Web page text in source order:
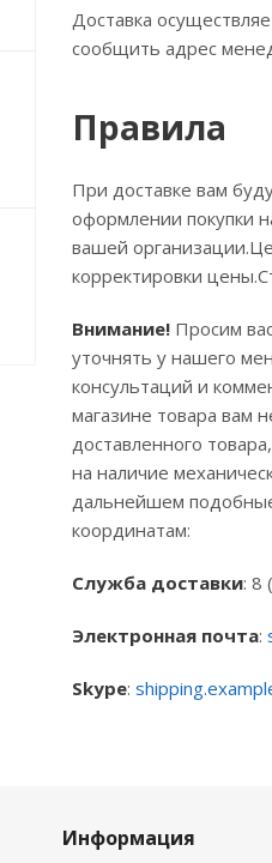
Доставка
сообщить адрес
Правила
При доставке вам
оформлении покупки
вашей
корректировки
Внимание! Просим
уточнять у нашего
консультаций и
магазине товара вам
доставленного
на наличие
дальнейшем
координатам:
Служба доставки: 8
Электронная почта:
Skype:
Информация